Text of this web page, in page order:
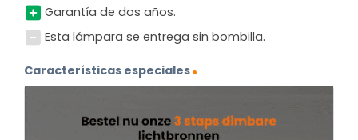
Garantía de dos años.
Esta lámpara se entrega sin bombilla.
Características especiales